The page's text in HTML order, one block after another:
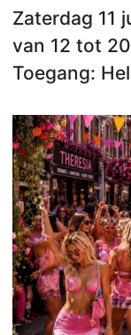
Zaterdag 11
van 12 tot
Toegang: